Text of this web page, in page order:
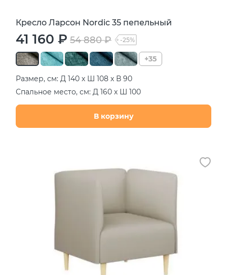
Кресло Ларсон Nordic 35 пепельный
41 160 ₽ 54 880 ₽ -25%
+35
Размер, см: Д 140 х Ш 108 х В 90
Спальное место, см: Д 160 х Ш 100
В корзину